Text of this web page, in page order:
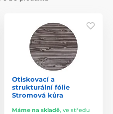
Otiskovací a
strukturální fólie
Stromová kůra
Máme na skladě, ve středu